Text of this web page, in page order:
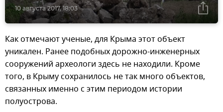
10 августа 2017, 18:03
Как отмечают ученые, для Крыма этот объект
уникален. Ранее подобных дорожно-инженерных
сооружений археологи здесь не находили. Кроме
того, в Крыму сохранилось не так много объектов,
связанных именно с этим периодом истории
полуострова.